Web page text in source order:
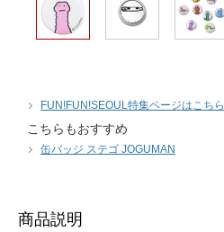
FUN!FUN!SEOUL特集ページはこちら
こちらもおすすめ
缶バッジ ステゴ JOGUMAN
商品説明